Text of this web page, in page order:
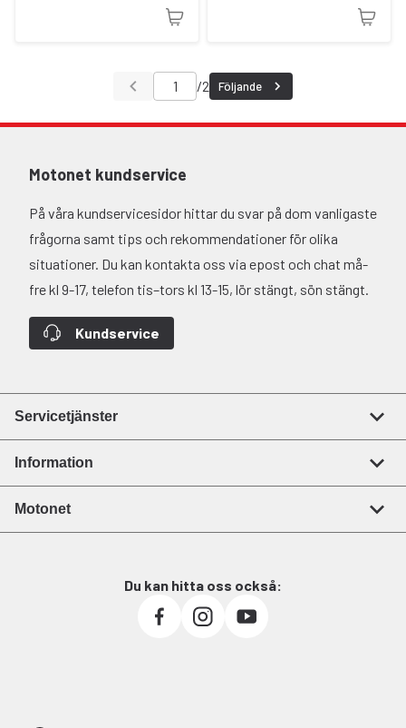
/2 Följande
Motonet kundservice
På våra kundservicesidor hittar du svar på dom vanligaste
frågorna samt tips och rekommendationer för olika
situationer. Du kan kontakta oss via epost och chat må-
fre kl 9-17, telefon tis–tors kl 13-15, lör stängt, sön stängt.
Kundservice
Servicetjänster
Information
Motonet
Du kan hitta oss också: